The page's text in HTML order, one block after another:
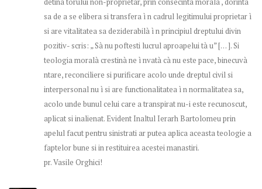
sa de a se elibera si transfera ì n cadrul legitimului proprietar ì
si are vitalitatea sa deziderabilà ì n principiul dreptului divin
pozitiv- scris: „ Sà nu poftesti lucrul aproapelui tà u” [… ]. Si
teologia moralà crestinà ne ì nvatà cà nu este pace, binecuvà
ntare, reconciliere si purificare acolo unde dreptul civil si
interpersonal nu ì si are functionalitatea ì n normalitatea sa,
acolo unde bunul celui care a transpirat nu-i este recunoscut,
aplicat si inalienat. Evident Inaltul Ierarh Bartolomeu prin
apelul facut pentru sinistrati ar putea aplica aceasta teologie a
faptelor bune si in restituirea acestei manastiri.
pr. Vasile Orghici!